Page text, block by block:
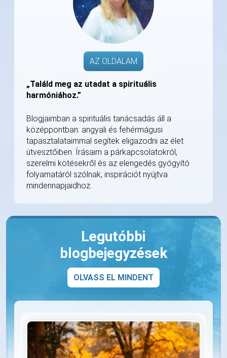
AZ OLDALAM
„Találd meg az utadat a spirituális
harmóniához.”
Blogjaimban a spirituális tanácsadás áll a
középpontban: angyali és fehérmágusi
tapasztalataimmal segítek eligazodni az élet
útvesztőiben. Írásaim a párkapcsolatokról,
szerelmi kötésekről és az elengedés gyógyító
folyamatáról szólnak, inspirációt nyújtva
mindennapjaidhoz.
Legutóbbi
blogbejegyzések
OLVASS EL MINDENT